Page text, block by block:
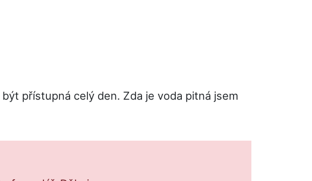
přístupná celý den. Zda je voda pitná jsem